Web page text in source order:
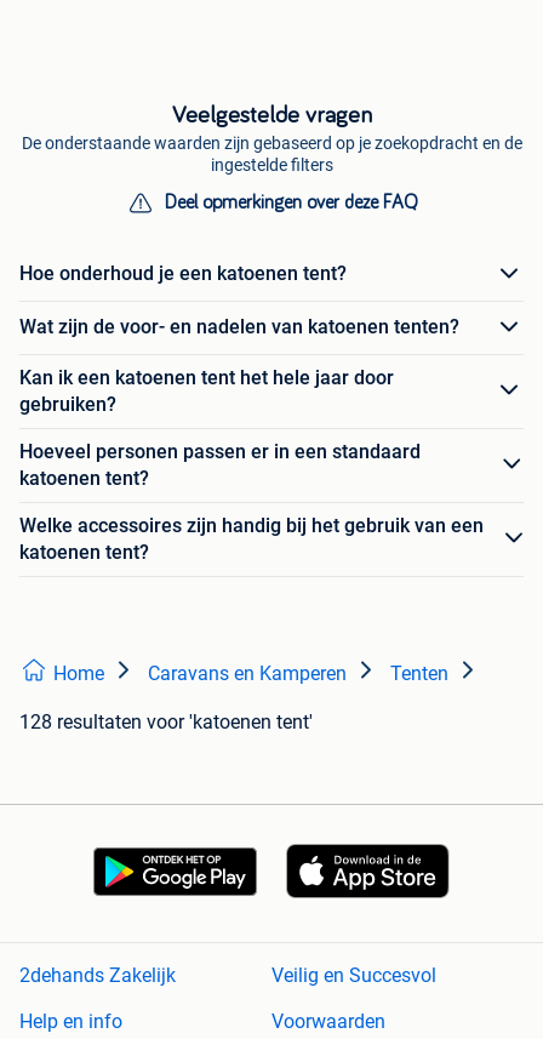
Veelgestelde vragen
De onderstaande waarden zijn gebaseerd op je zoekopdracht en de
ingestelde filters
Deel opmerkingen over deze FAQ
Hoe onderhoud je een katoenen tent?
Wat zijn de voor- en nadelen van katoenen tenten?
Kan ik een katoenen tent het hele jaar door
gebruiken?
Hoeveel personen passen er in een standaard
katoenen tent?
Welke accessoires zijn handig bij het gebruik van een
katoenen tent?
Home Caravans en Kamperen Tenten
128 resultaten voor 'katoenen tent'
2dehands Zakelijk
Veilig en Succesvol
Help en info
Voorwaarden